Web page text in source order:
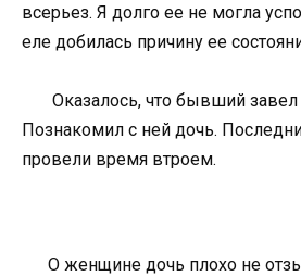
всерьез. Я долго ее не могла
еле добилась причину ее
Оказалось, что бывший завел
Познакомил с ней дочь.
провели время втроем.
О женщине дочь плохо не